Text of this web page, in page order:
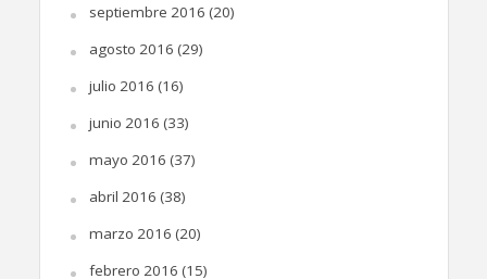
septiembre 2016 (20)
agosto 2016 (29)
julio 2016 (16)
junio 2016 (33)
mayo 2016 (37)
abril 2016 (38)
marzo 2016 (20)
febrero 2016 (15)